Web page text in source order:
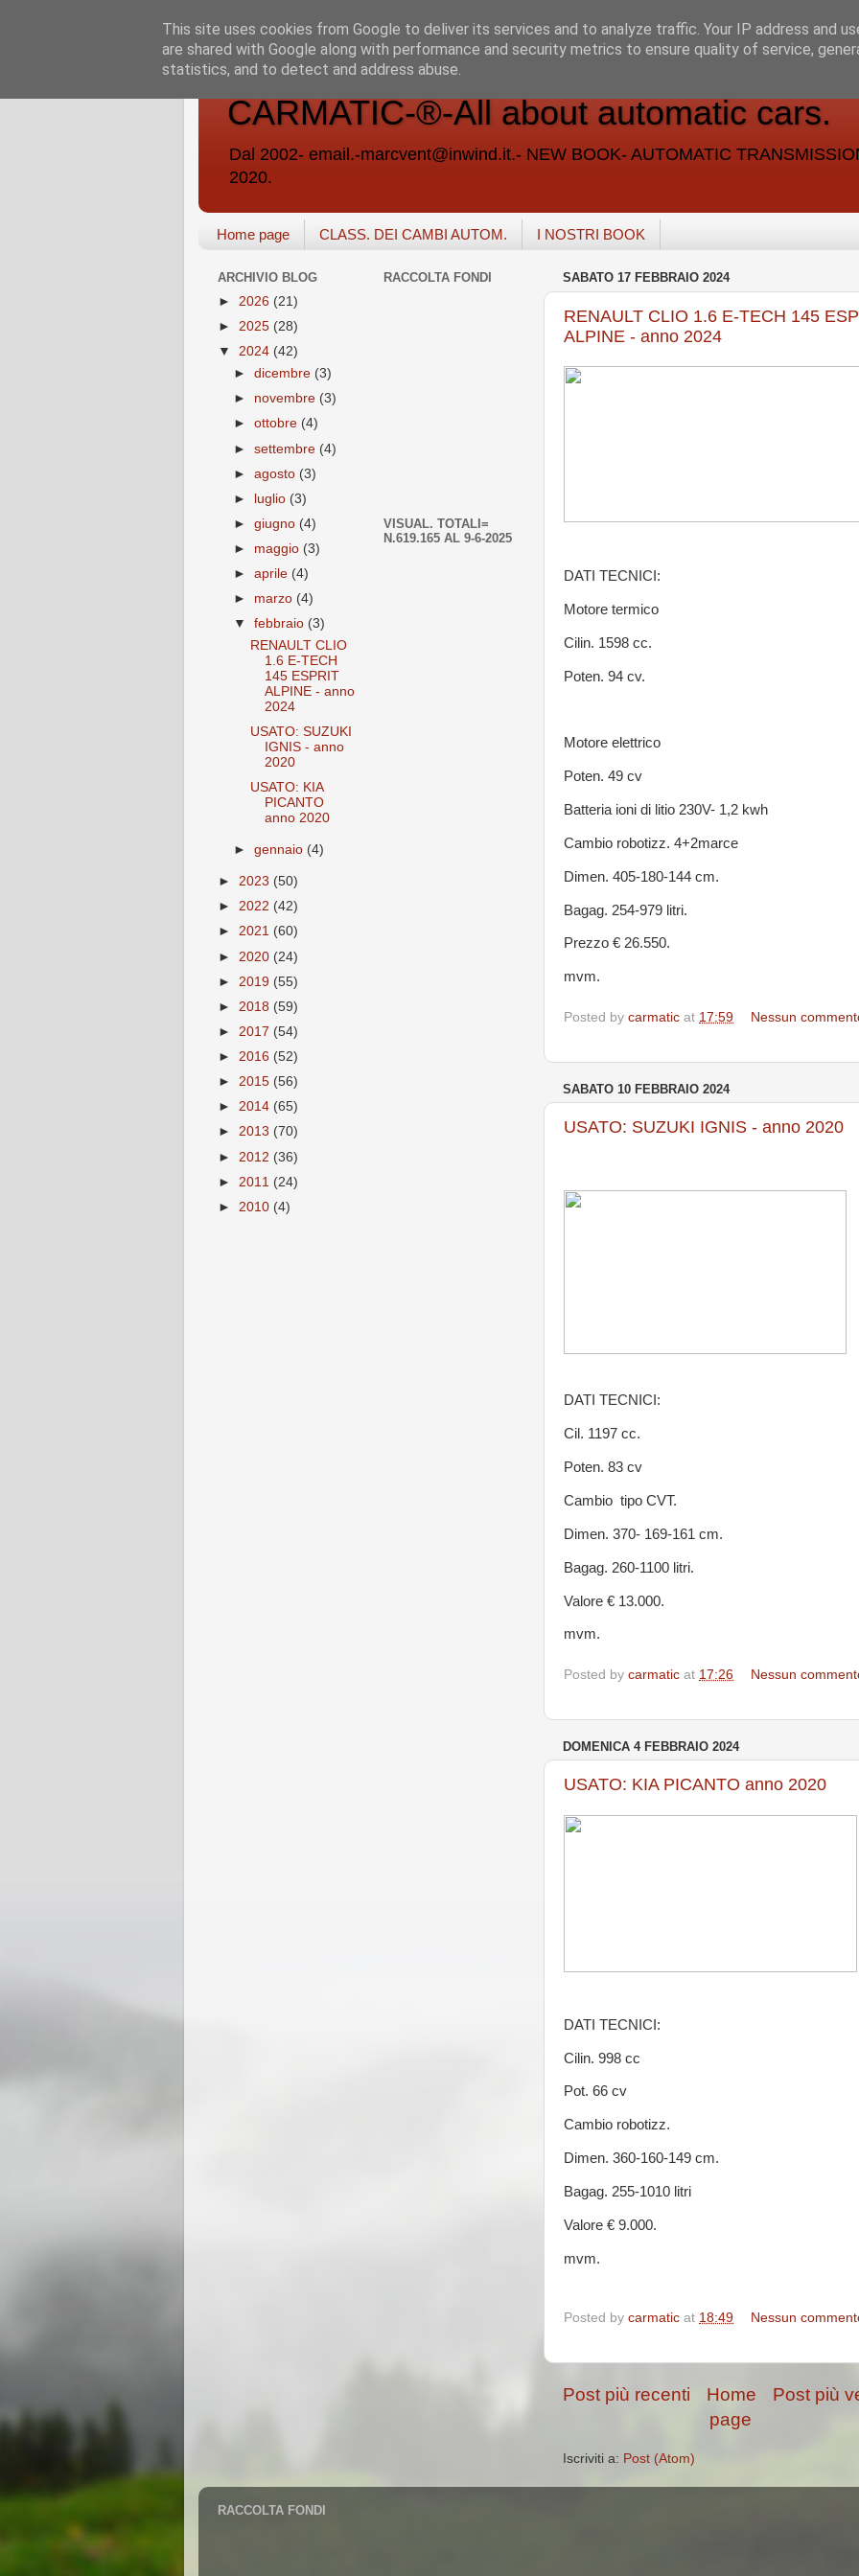
CARMATIC-®-All about automatic cars.
Dal 2002- email.-marcvent@inwind.it.- NEW BOOK- AUTOMATIC
2020.
Home page CLASS. DEI CAMBI AUTOM. I NOSTRI BOOK
SABATO 17 FEBBRAIO 2024
RENAULT CLIO 1.6 E-TECH 145
ALPINE - anno 2024
DATI TECNICI:
Motore termico
Cilin. 1598 cc.
Poten. 94 cv.
Motore elettrico
Poten. 49 cv
Batteria ioni di litio 230V- 1,2 kwh
Cambio robotizz. 4+2marce
Dimen. 405-180-144 cm.
Bagag. 254-979 litri.
Prezzo € 26.550.
mvm.
Posted by carmatic at 17:59 Nessun
SABATO 10 FEBBRAIO 2024
USATO: SUZUKI IGNIS - anno 2020
DATI TECNICI:
Cil. 1197 cc.
Poten. 83 cv
Cambio tipo CVT.
Dimen. 370- 169-161 cm.
Bagag. 260-1100 litri.
Valore € 13.000.
mvm.
Posted by carmatic at 17:26 Nessun
DOMENICA 4 FEBBRAIO 2024
USATO: KIA PICANTO anno 2020
DATI TECNICI:
Cilin. 998 cc
Pot. 66 cv
Cambio robotizz.
Dimen. 360-160-149 cm.
Bagag. 255-1010 litri
Valore € 9.000.
mvm.
Posted by carmatic at 18:49 Nessun
Post più recenti Post più
Home
page
Iscriviti a: Post (Atom)
ARCHIVIO BLOG
► 2026 (21)
► 2025 (28)
▼ 2024 (42)
►dicembre (3)
► novembre (3)
►ottobre (4)
►settembre (4)
►agosto (3)
►
luglio (3)
►giugno (4)
► maggio (3)
►aprile (4)
► marzo (4)
▼febbraio (3)
RENAULT CLIO
1.6 E-TECH
145 ESPRIT
ALPINE - anno
2024
USATO: SUZUKI
IGNIS - anno
2020
USATO: KIA
PICANTO
anno 2020
►gennaio (4)
► 2023 (50)
► 2022 (42)
► 2021 (60)
► 2020 (24)
► 2019 (55)
► 2018 (59)
► 2017 (54)
► 2016 (52)
► 2015 (56)
► 2014 (65)
► 2013 (70)
► 2012 (36)
► 2011 (24)
► 2010 (4)
RACCOLTA FONDI
VISUAL. TOTALI=
N.619.165 AL 9-6-2025
RACCOLTA FONDI
This site uses cookies from Google to deliver its services and to analyze traffic. Your IP address and
are shared with Google along with performance and security metrics to ensure quality of service,
statistics, and to detect and address abuse.